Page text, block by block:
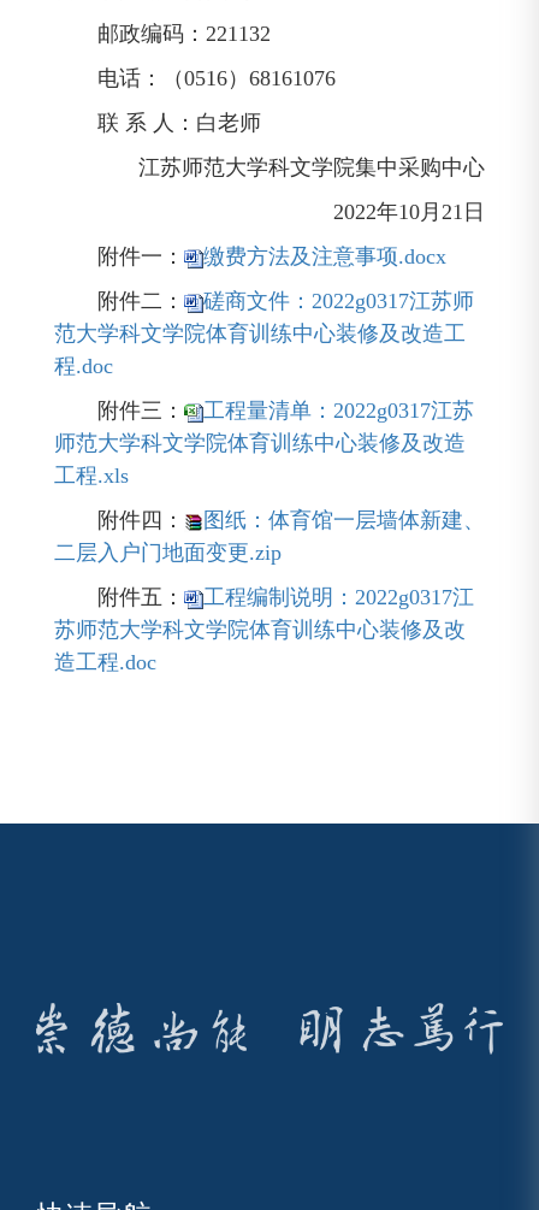
邮政编码：221132
电话：（0516）68161076
联 系 人：白老师
江苏师范大学科文学院集中采购中心
2022年10月21日
附件一：
缴费方法及注意事项.docx
附件二：
磋商文件：2022g0317江苏师
范大学科文学院体育训练中心装修及改造工
程.doc
附件三：
工程量清单：2022g0317江苏
师范大学科文学院体育训练中心装修及改造
工程.xls
附件四：
图纸：体育馆一层墙体新建、
二层入户门地面变更.zip
附件五：
工程编制说明：2022g0317江
苏师范大学科文学院体育训练中心装修及改
造工程.doc